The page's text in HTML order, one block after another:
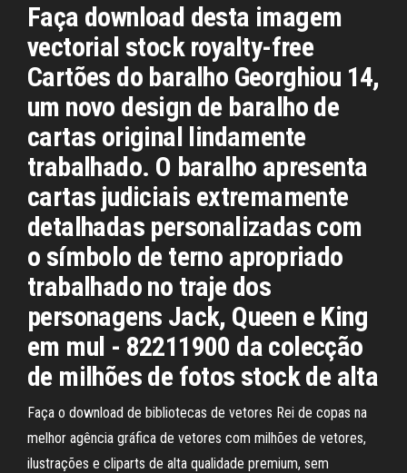
Faça download desta imagem
vectorial stock royalty-free
Cartões do baralho Georghiou 14,
um novo design de baralho de
cartas original lindamente
trabalhado. O baralho apresenta
cartas judiciais extremamente
detalhadas personalizadas com
o símbolo de terno apropriado
trabalhado no traje dos
personagens Jack, Queen e King
em mul - 82211900 da colecção
de milhões de fotos stock de alta
Faça o download de bibliotecas de vetores Rei de copas na
melhor agência gráfica de vetores com milhões de vetores,
ilustrações e cliparts de alta qualidade premium, sem